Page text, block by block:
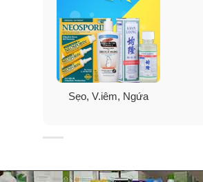
Ưu điểm của
Bảo vệ vết thương khỏi
Sức mạnh tối đa giảm đau.
Làm dịu vết cắt đau, đứt tay,
Sẹo, V.iêm, Ngứa